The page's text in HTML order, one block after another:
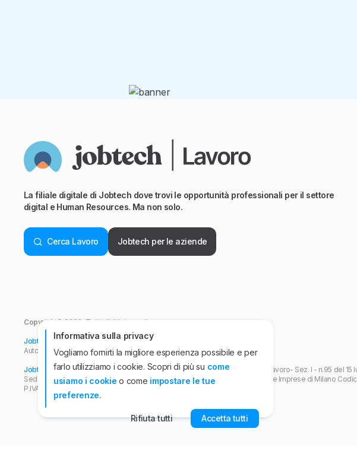
La filiale digitale di Jobtech dove trovi le opportunità professionali per il settore
digital e Human Resources. Ma non solo.
Cerca Lavoro Jobtech per le aziende
Copyright© 2026. Tutti i diritti riservati.
Jobtech srl- Viale Abruzzi, 94 - 20131 Milano.
Autorizzazione ANPAL n°44 del 26/04/2022. P.IVA n° 10863920962
Jobtech International APSIscrizione all'Albo Informatico delle Agenzie per il Lavoro- Sez. I - n.95 del 15
Sede operativa, viale Abruzzi, 94 - 20131 Milano. Iscritta presso il Registro delle Imprese di Milano
P.IVA n° 10501920960
Informativa sulla privacy
Vogliamo fornirti la migliore esperienza possibile e per
farlo utilizziamo i cookie. Scopri di più su come
usiamo i cookie o come impostare le tue
preferenze.
Rifiuta tutti Accetta tutti